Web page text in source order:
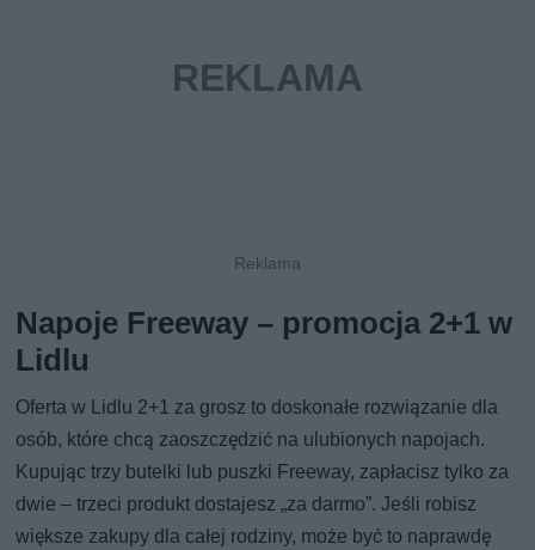
Napoje Freeway – promocja 2+1 w
Lidlu
Oferta w Lidlu 2+1 za grosz to doskonałe rozwiązanie dla
osób, które chcą zaoszczędzić na ulubionych napojach.
Kupując trzy butelki lub puszki Freeway, zapłacisz tylko za
dwie – trzeci produkt dostajesz „za darmo”. Jeśli robisz
większe zakupy dla całej rodziny, może być to naprawdę